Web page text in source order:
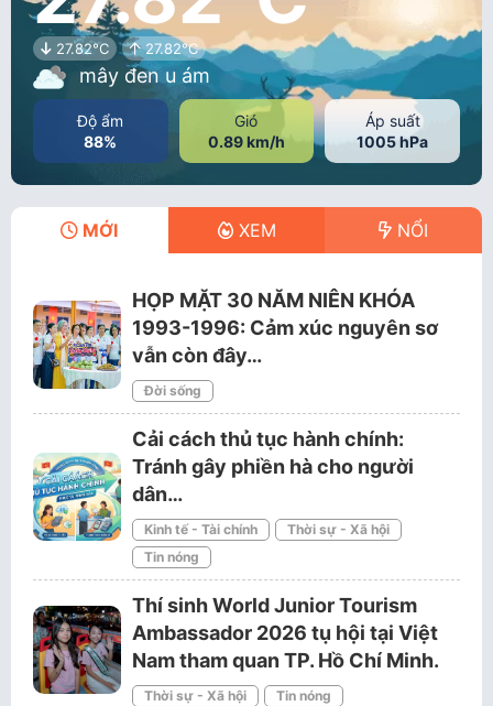
27.82°C 27.82°C
mây đen u ám
Độ ẩm
88%
Gió
0.89 km/h
Áp suất
1005 hPa
MỚI XEM NỔI
HỌP MẶT 30 NĂM NIÊN KHÓA
1993-1996: Cảm xúc nguyên sơ
vẫn còn đây…
Đời sống
Cải cách thủ tục hành chính:
Tránh gây phiền hà cho người
dân…
Kinh tế - Tài chính
Thời sự - Xã hội
Tin nóng
Thí sinh World Junior Tourism
Ambassador 2026 tụ hội tại Việt
Nam tham quan TP. Hồ Chí Minh.
Thời sự - Xã hội Tin nóng